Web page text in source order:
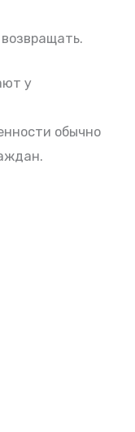
у
обычно